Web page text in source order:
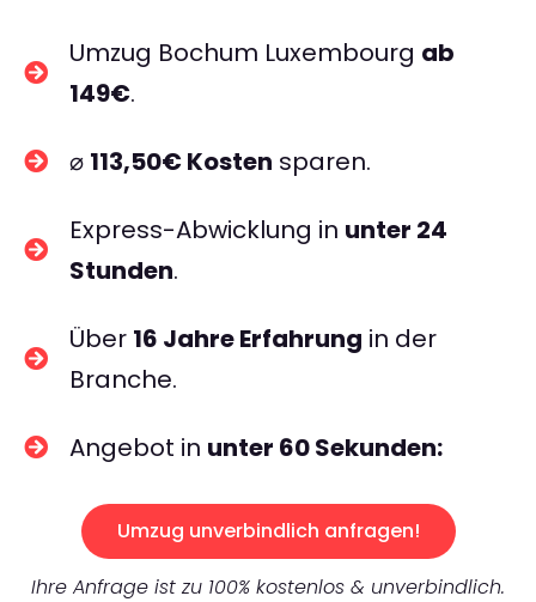
Umzug Bochum Luxembourg ab
149€.
⌀ 113,50€ Kosten sparen.
Express-Abwicklung in unter 24
Stunden.
Über 16 Jahre Erfahrung in der
Branche.
Angebot in unter 60 Sekunden:
Umzug unverbindlich anfragen!
Ihre Anfrage ist zu 100% kostenlos & unverbindlich.